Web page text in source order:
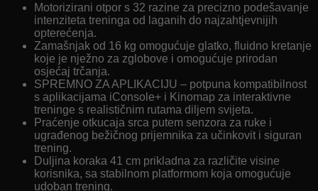
Motorizirani otpor s 32 razine za precizno podešavanje
intenziteta treninga od laganih do najzahtjevnijih
opterećenja.
Zamašnjak od 16 kg omogućuje glatko, fluidno kretanje
koje je nježno za zglobove i omogućuje prirodan
osjećaj trčanja.
SPREMNO ZA APLIKACIJU – potpuna kompatibilnost
s aplikacijama iConsole+ i Kinomap za interaktivne
treninge s realističnim rutama diljem svijeta.
Praćenje otkucaja srca putem senzora za ruke i
ugrađenog bežičnog prijemnika za učinkovit i siguran
trening.
Duljina koraka 41 cm prikladna za različite visine
korisnika, sa stabilnom platformom koja omogućuje
udoban trening.